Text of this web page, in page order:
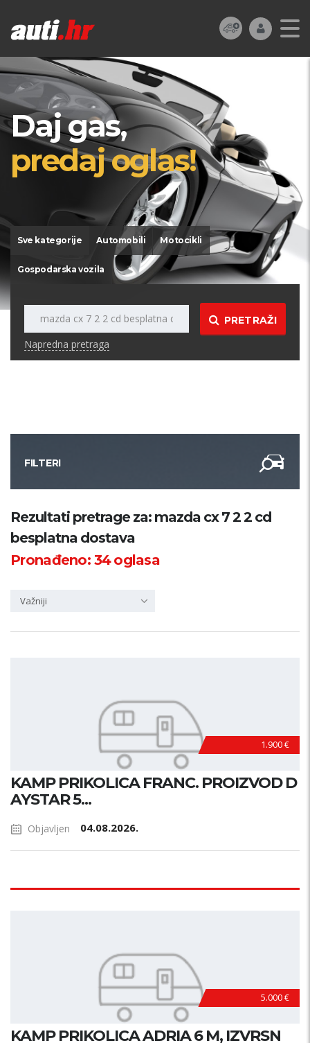
Daj gas,
predaj oglas!
Sve kategorije Automobili Motocikli
Gospodarska vozila
PRETRAŽI
Napredna pretraga
FILTERI
Kategorija
Županija
Rezultati pretrage za: mazda cx 7 2 2 cd
besplatna dostava
Pronađeno:34oglasa
Važniji
1.900 €
KAMP PRIKOLICA FRANC. PROIZVOD D
AYSTAR 5...
Objavljen 04.08.2026.
5.000 €
KAMP PRIKOLICA ADRIA 6 M, IZVRSN